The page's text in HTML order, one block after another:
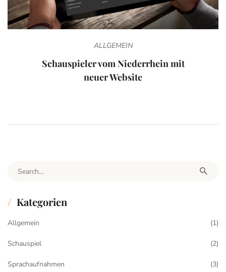
ALLGEMEIN
Schauspieler vom Niederrhein mit
neuer Website
Search for:
Kategorien
Allgemein (1)
Schauspiel (2)
Sprachaufnahmen (3)